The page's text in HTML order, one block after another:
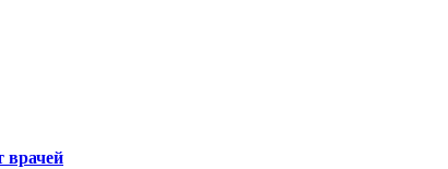
врачей